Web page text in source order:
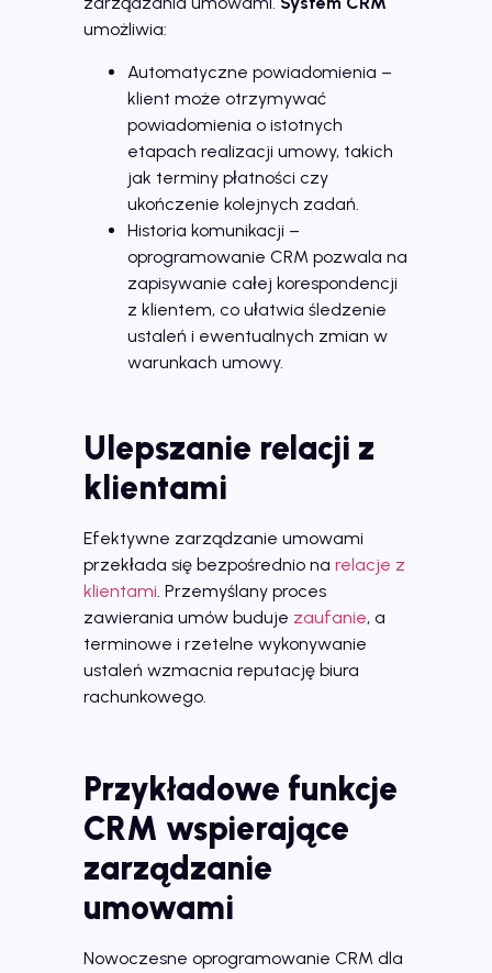
umożliwia:
Automatyczne powiadomienia –
klient może otrzymywać
powiadomienia o istotnych
etapach realizacji umowy, takich
jak terminy płatności czy
ukończenie kolejnych zadań.
Historia komunikacji –
oprogramowanie CRM pozwala na
zapisywanie całej korespondencji
z klientem, co ułatwia śledzenie
ustaleń i ewentualnych zmian w
warunkach umowy.
Ulepszanie relacji z
klientami
Efektywne zarządzanie umowami
przekłada się bezpośrednio na relacje z
klientami . Przemyślany proces
zawierania umów buduje zaufanie, a
terminowe i rzetelne wykonywanie
ustaleń wzmacnia reputację biura
rachunkowego.
Przykładowe funkcje
CRM wspierające
zarządzanie
umowami
Nowoczesne oprogramowanie CRM dla